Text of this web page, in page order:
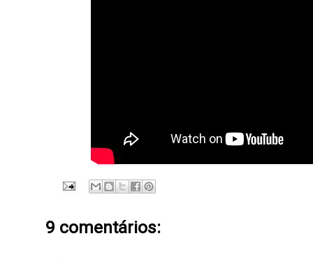
9 comentários: